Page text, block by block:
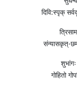
दिवि:स्पृक्
संन्यासकृत्-
गोहितो